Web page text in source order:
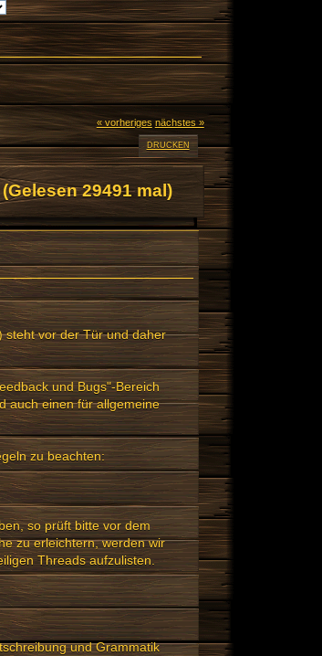
« vorheriges nächstes »
DRUCKEN
29491 mal)
steht vor der Tür und daher
und Bugs"-Bereich
auch einen für allgemeine
zu beachten:
so prüft bitte vor dem
zu erleichtern, werden wir
Threads aufzulisten.
und Grammatik